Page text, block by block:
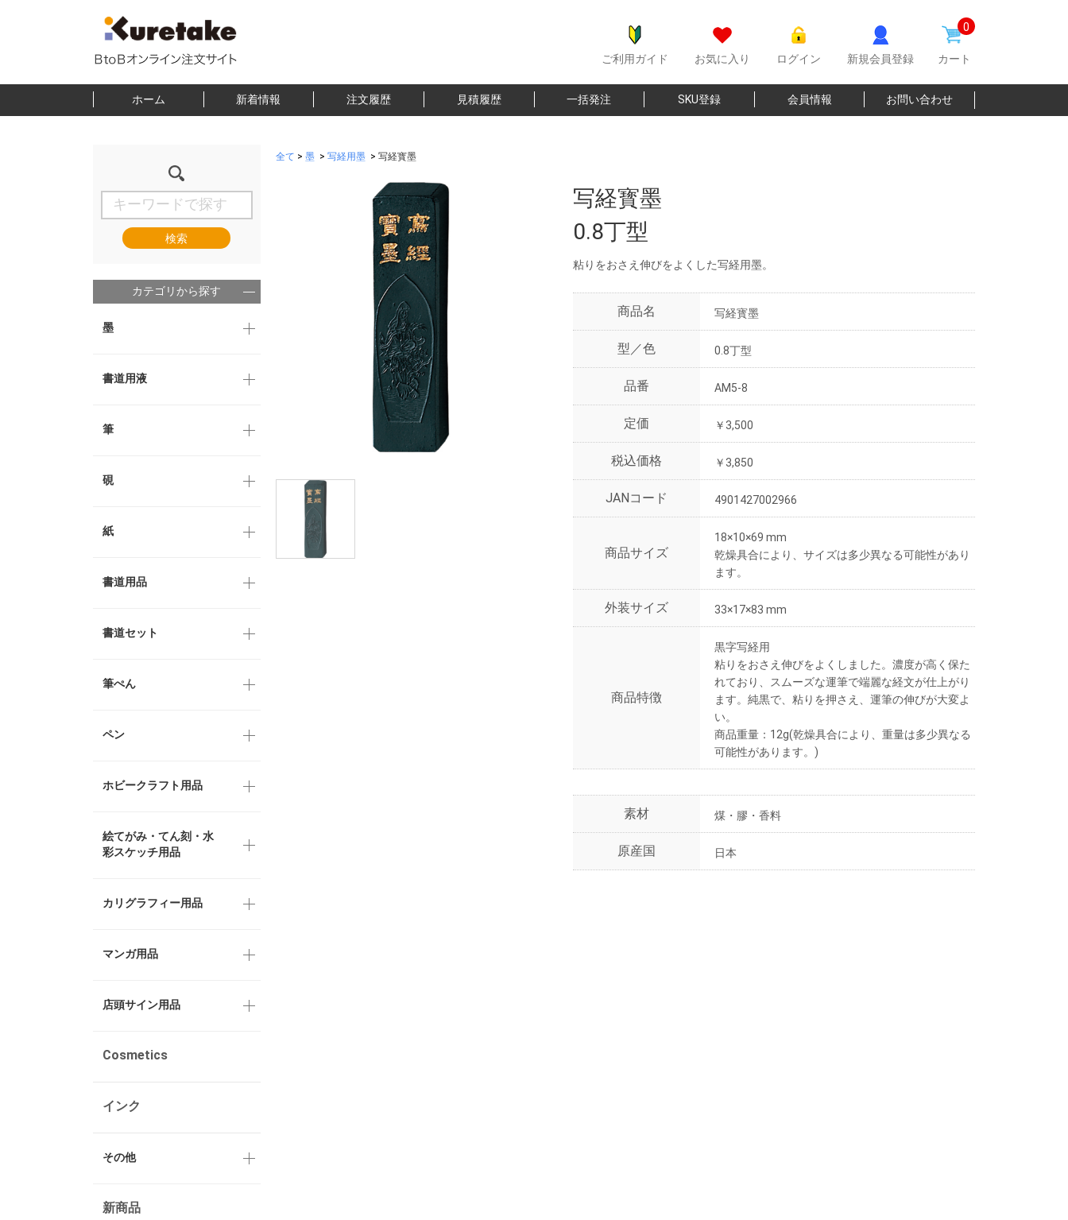
ご利用ガイド お気に入り ログイン 新規会員登録
0
カート
ホーム 新着情報 注文履歴 見積履歴 一括発注 SKU登録 会員情報 お問い合わせ
検索
カテゴリから探す
墨
書道用液
筆
硯
紙
書道用品
書道セット
筆ぺん
ペン
ホビークラフト用品
絵てがみ・てん刻・水
彩スケッチ用品
カリグラフィー用品
マンガ用品
店頭サイン用品
Cosmetics
インク
その他
新商品
全て > 墨 > 写経用墨 > 写経寳墨
写経寳墨
0.8丁型
粘りをおさえ伸びをよくした写経用墨。
商品名 写経寳墨
型／色 0.8丁型
品番 AM5-8
定価 ￥3,500
税込価格 ￥3,850
JANコード 4901427002966
商品サイズ
18×10×69 mm
乾燥具合により、サイズは多少異なる可能性があり
ます。
外装サイズ 33×17×83 mm
商品特徴
黒字写経用
粘りをおさえ伸びをよくしました。濃度が高く保た
れており、スムーズな運筆で端麗な経文が仕上がり
ます。純黒で、粘りを押さえ、運筆の伸びが大変よ
い。
商品重量：12g(乾燥具合により、重量は多少異なる
可能性があります。)
素材 煤・膠・香料
原産国 日本